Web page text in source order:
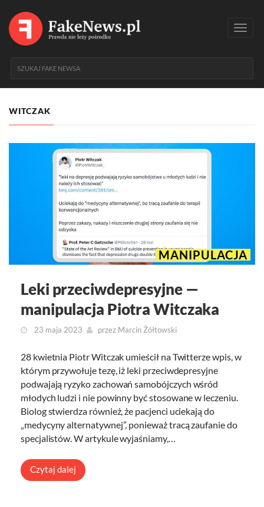
WITCZAK
MANIPULACJA
Leki przeciwdepresyjne —
manipulacja Piotra Witczaka
23 maja 2023 przez Marcin Żółtowski
28 kwietnia Piotr Witczak umieścił na Twitterze wpis, w
którym przywołuje tezę, iż leki przeciwdepresyjne
podwajają ryzyko zachowań samobójczych wśród
młodych ludzi i nie powinny być stosowane w leczeniu.
Biolog stwierdza również, że pacjenci uciekają do
„medycyny alternatywnej”, ponieważ tracą zaufanie do
specjalistów. W artykule wyjaśniamy,…
Czytaj dalej